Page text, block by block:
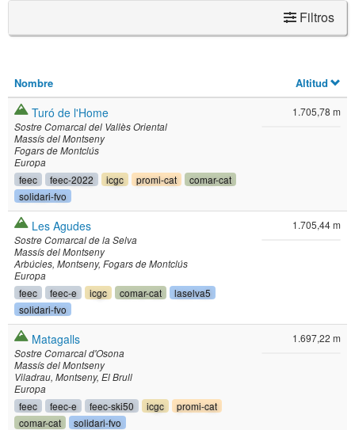
Filtros
Nombre Altitud
Turó de l'Home
Sostre Comarcal del Vallès Oriental
Massís del Montseny
Fogars de Montclús
Europa
feec feec-2022 icgc promi-cat
comar-cat
solidari-fvo
1.705,78 m
Les Agudes
Sostre Comarcal de la Selva
Massís del Montseny
Arbúcies Montseny Fogars de Montclús
Europa
feec feec-e icgc comar-cat
laselva5
solidari-fvo
1.705,44 m
Matagalls
Sostre Comarcal d'Osona
Massís del Montseny
Viladrau Montseny El Brull
Europa
feec feec-e feec-ski50 icgc
promi-cat
comar-cat
solidari-fvo
1.697,22 m